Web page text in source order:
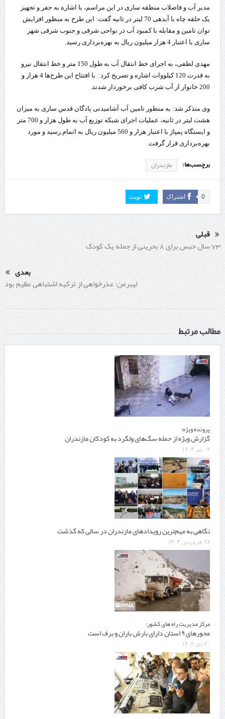
مدیر آب و فاضلاب منطقه ساری در این مراسم، با اشاره به حفر و تجهیز
یک حلقه چاه با آبدهی 70 لیتر در ثانیه گفت: این طرح به منظور افزایش
توان تامین و مقابله با کمبود آب در نواحی شرقی و جنوب شرقی شهر
ساری با اعتبار 4 هزار میلیون ریال به بهره‌برداری رسید.
مهدی لطفی، به اجرای خط انتقال آب به طول 150 متر و خط انتقال نیرو
به قدرت 120 کیلووات اشاره و تصریح کرد: با افتتاح این طرح‌ها 4 هزار و
200 خانوار از آب شرب کافی برخوردار شدند.
وی متذکر شد: به منظور تامین آب آشامیدنی پادگان قدس ساری به میزان
هشت لیتر در ثانیه، عملیات اجرای شبکه توزیع آب به طول هزار و 700 متر
و ایستگاه پمپاژ با اعتبار هزار و 560 میلیون ریال به اتمام رسید و مورد
بهره‌برداری قرار گرفت.
برچسب‌ها: مازندران
اشتراک 0 تویت
قبلی
73 سال حبس برای 8 بحرینی از جمله یک کودک
بعدی
لیبرمن: عذرخواهی از ترکیه اشتباهی عظیم بود
مطالب مرتبط
پرونده ویژه؛
گزارش ویژه از حمله سگ‌های ولگرد به کودکان مازندران
۰۲ تیر ۱۴۰۳
نگاهی به مهم‌‎ترین رویدادهای مازندران در سالی که گذشت
۲۸ فروردین ۱۴۰۳
مرکز مدیریت راه های کشور:
محورهای ۹ استان دارای بارش باران و برف است
۲۰ دی ۱۴۰۲